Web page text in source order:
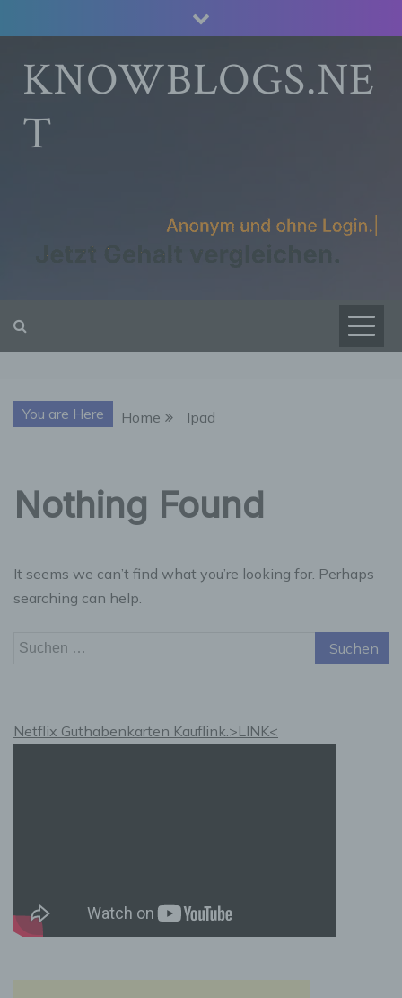
to
contentKNOWBLOGS.NE
T
You are Here Home Ipad
Nothing Found
It seems we can’t find what you’re looking for. Perhaps
searching can help.
Suchen
Netflix Guthabenkarten Kauflink.>LINK<